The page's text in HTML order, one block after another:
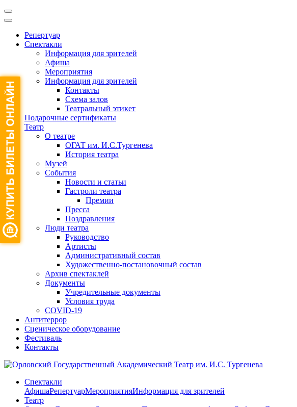
Репертуар
Спектакли
Информация для зрителей
Афиша
Мероприятия
Информация для зрителей
Контакты
Схема залов
Театральный этикет
Подарочные сертификаты
Театр
О театре
ОГАТ им. И.С.Тургенева
История театра
Музей
События
Новости и статьи
Гастроли театра
Премии
Пресса
Поздравления
Люди театра
Руководство
Артисты
Административный состав
Художественно-постановочный состав
Архив спектаклей
Документы
Учредительные документы
Условия труда
COVID-19
Антитеррор
Сценическое оборудование
Фестиваль
Контакты
Спектакли
АфишаРепертуарМероприятияИнформация для зрителей
Театр